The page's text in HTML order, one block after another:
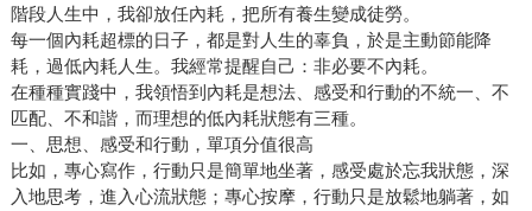
階段人生中，我卻放任內耗，把所有養生變成徒勞。
每一個內耗超標的日子，都是對人生的辜負，於是主動節能降
耗，過低內耗人生。我經常提醒自己：非必要不內耗。
在種種實踐中，我領悟到內耗是想法、感受和行動的不統一、不
匹配、不和諧，而理想的低內耗狀態有三種。
一、思想、感受和行動，單項分值很高
比如，專心寫作，行動只是簡單地坐著，感受處於忘我狀態，深
入地思考，進入心流狀態；專心按摩，行動只是放鬆地躺著，如